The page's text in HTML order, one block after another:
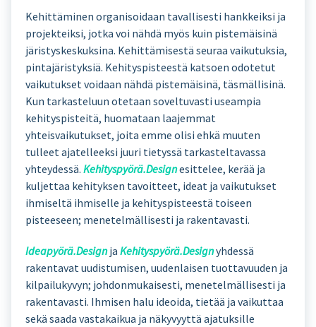
Kehittäminen organisoidaan tavallisesti hankkeiksi ja
projekteiksi, jotka voi nähdä myös kuin pistemäisinä
järistyskeskuksina. Kehittämisestä seuraa vaikutuksia,
pintajäristyksiä. Kehityspisteestä katsoen odotetut
vaikutukset voidaan nähdä pistemäisinä, täsmällisinä.
Kun tarkasteluun otetaan soveltuvasti useampia
kehityspisteitä, huomataan laajemmat
yhteisvaikutukset, joita emme olisi ehkä muuten
tulleet ajatelleeksi juuri tietyssä tarkasteltavassa
yhteydessä. Kehityspyörä.Designesittelee, kerää ja
kuljettaa kehityksen tavoitteet, ideat ja vaikutukset
ihmiseltä ihmiselle ja kehityspisteestä toiseen
pisteeseen; menetelmällisesti ja rakentavasti.
Ideapyörä.Designja Kehityspyörä.Designyhdessä
rakentavat uudistumisen, uudenlaisen tuottavuuden ja
kilpailukyvyn; johdonmukaisesti, menetelmällisesti ja
rakentavasti. Ihmisen halu ideoida, tietää ja vaikuttaa
sekä saada vastakaikua ja näkyvyyttä ajatuksille